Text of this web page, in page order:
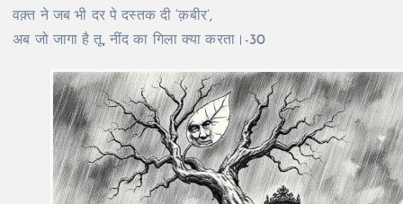
वक़्त ने जब भी दर पे दस्तक दी ‘क़बीर’,
अब जो जागा है तू, नींद का गिला क्या करता।-30